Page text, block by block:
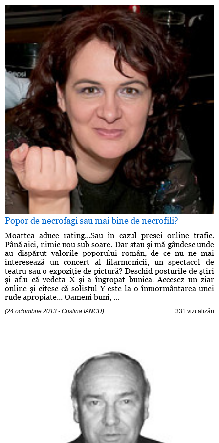
Popor de necrofagi sau mai bine de necrofili?
Moartea aduce rating...Sau în cazul presei online trafic.
Până aici, nimic nou sub soare. Dar stau şi mă gândesc unde
au dispărut valorile poporului român, de ce nu ne mai
interesează un concert al filarmonicii, un spectacol de
teatru sau o expoziţie de pictură? Deschid posturile de ştiri
şi aflu că vedeta X şi-a îngropat bunica. Accesez un ziar
online şi citesc că solistul Y este la o înmormântarea unei
rude apropiate... Oameni buni, ...
(24 octombrie 2013 - Cristina IANCU) 331 vizualizări